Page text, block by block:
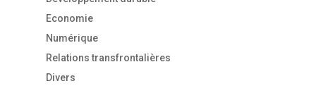
Economie
Numérique
Relations transfrontalières
Divers